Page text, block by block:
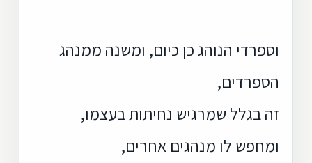
וספרדי הנוהג כן כיום, ומשנה ממנהג
הספרדים,
זה בגלל שמרגיש נחיתות בעצמו,
ומחפש לו מנהגים אחרים,